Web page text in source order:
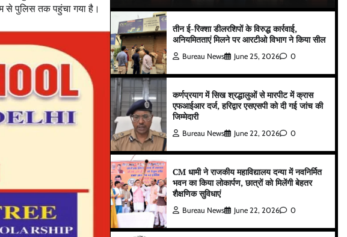
से पुलिस तक पहुंचा गया है।
तीन ई-रिक्शा डीलरशिपों के विरुद्ध कार्रवाई,
अनियमितताएं मिलने पर आरटीओ विभाग ने किया सील
Bureau News June 25, 2026 0
कर्णप्रयाग में सिख श्रद्धालुओं से मारपीट में क्रास
एफआईआर दर्ज, हरिद्वार एसएसपी को दी गई जांच की
जिम्मेदारी
Bureau News June 22, 2026 0
CM धामी ने राजकीय महाविद्यालय दन्या में नवनिर्मित
भवन का किया लोकार्पण, छात्रों को मिलेंगी बेहतर
शैक्षणिक सुविधाएं
Bureau News June 22, 2026 0